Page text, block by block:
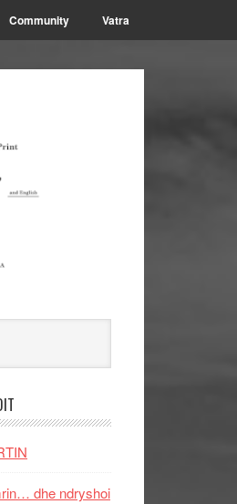
Community Vatra
dhe ndryshoi